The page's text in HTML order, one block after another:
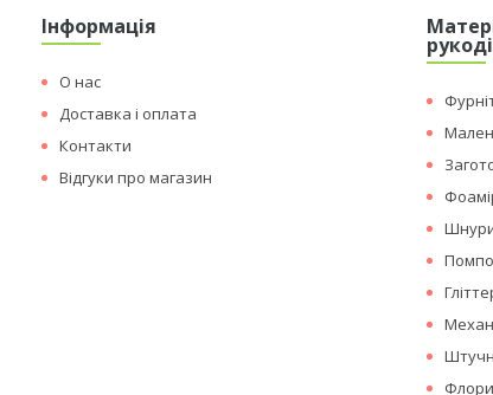
Інформація
О нас
Доставка і оплата
Контакти
Відгуки про магазин
Шнури